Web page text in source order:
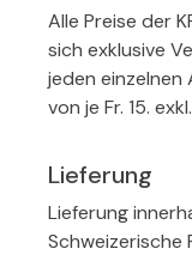
Alle Preise der
sich exklusive
jeden einzelnen
von je Fr. 15.
Lieferung
Lieferung